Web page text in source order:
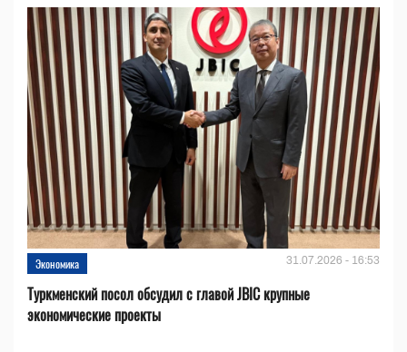
Экономика 31.07.2026 - 16:53
Туркменский посол обсудил с главой JBIC крупные
экономические проекты